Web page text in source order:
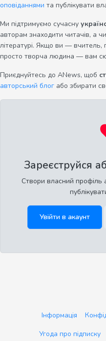
оповіданнями та публікувати
Ми підтримуємо сучасну
авторам знаходити читачів, а
літературі. Якщо ви — вчитель,
просто творча людина — вам
Приєднуйтесь до ANews, щоб
авторський блог або збирати
Зареєструйся
Створи власний профіль
Увійти в акаунт
Інформація
Угода про підписку